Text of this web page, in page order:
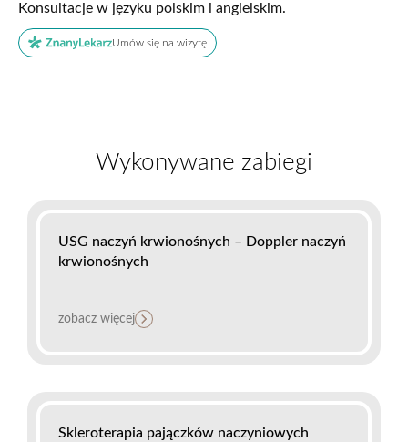
Konsultacje w języku polskim i angielskim.
Umów się na wizytę
Wykonywane zabiegi
USG naczyń krwionośnych – Doppler naczyń
krwionośnych
zobacz więcej
Skleroterapia pajączków naczyniowych